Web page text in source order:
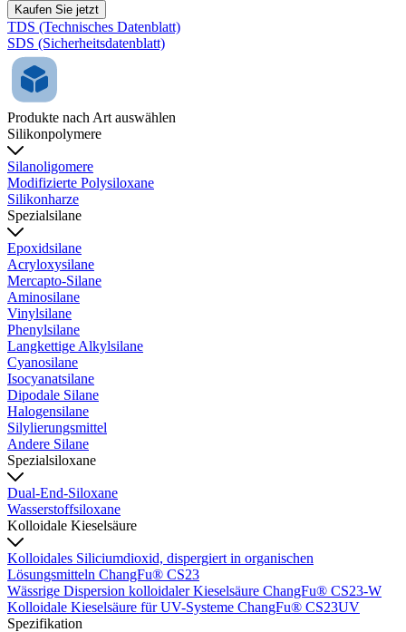
Kaufen Sie jetzt
TDS (Technisches Datenblatt)
SDS (Sicherheitsdatenblatt)
Produkte nach Art auswählen
Silikonpolymere
Silanoligomere
Modifizierte Polysiloxane
Silikonharze
Spezialsilane
Epoxidsilane
Acryloxysilane
Mercapto-Silane
Aminosilane
Vinylsilane
Phenylsilane
Langkettige Alkylsilane
Cyanosilane
Isocyanatsilane
Dipodale Silane
Halogensilane
Silylierungsmittel
Andere Silane
Spezialsiloxane
Dual-End-Siloxane
Wasserstoffsiloxane
Kolloidale Kieselsäure
Kolloidales Siliciumdioxid, dispergiert in organischen
Lösungsmitteln ChangFu® CS23
Wässrige Dispersion kolloidaler Kieselsäure ChangFu® CS23-W
Kolloidale Kieselsäure für UV-Systeme ChangFu® CS23UV
Spezifikation